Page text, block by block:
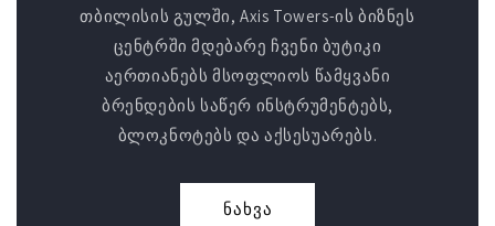
თბილისის გულში, Axis Towers-ის ბიზნეს
ცენტრში მდებარე ჩვენი ბუტიკი
აერთიანებს მსოფლიოს წამყვანი
ბრენდების საწერ ინსტრუმენტებს,
ბლოკნოტებს და აქსესუარებს.
ნახვა